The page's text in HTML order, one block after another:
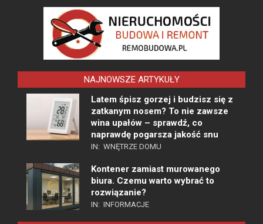
NAJNOWSZE ARTYKUŁY
Latem śpisz gorzej i budzisz się z
zatkanym nosem? To nie zawsze
wina upałów – sprawdź, co
naprawdę pogarsza jakość snu
IN: WNĘTRZE DOMU
Kontener zamiast murowanego
biura. Czemu warto wybrać to
rozwiązanie?
IN: INFORMACJE